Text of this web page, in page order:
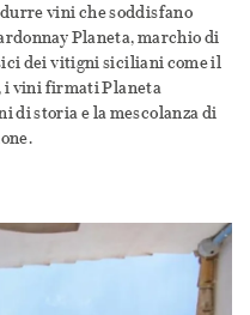
vini che soddisfano
Planeta, marchio di
dei vitigni siciliani come il
i vini firmati Planeta
di storia e la mescolanza di